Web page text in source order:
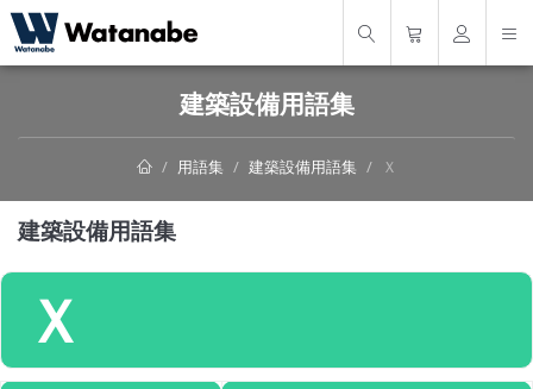
建築設備用語集
用語集 建築設備用語集 Ｘ
建築設備用語集
Ｘ